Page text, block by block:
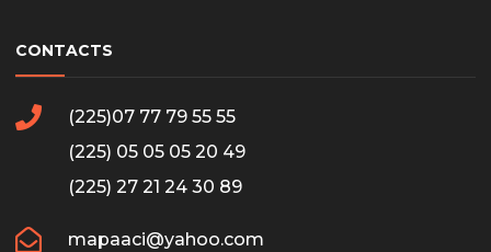
CONTACTS
(225)07 77 79 55 55
(225) 05 05 05 20 49
(225) 27 21 24 30 89
mapaaci@yahoo.com